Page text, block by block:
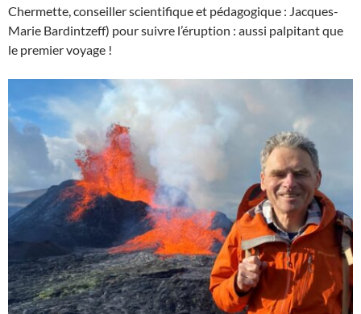
Chermette, conseiller scientifique et pédagogique : Jacques-
Marie Bardintzeff) pour suivre l’éruption : aussi palpitant que
le premier voyage !